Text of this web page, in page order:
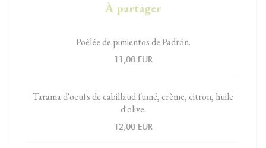
À partager
Poêlée de pimientos de Padrón.
11,00 EUR
Tarama d'oeufs de cabillaud fumé, crème, citron, huile
d'olive.
12,00 EUR